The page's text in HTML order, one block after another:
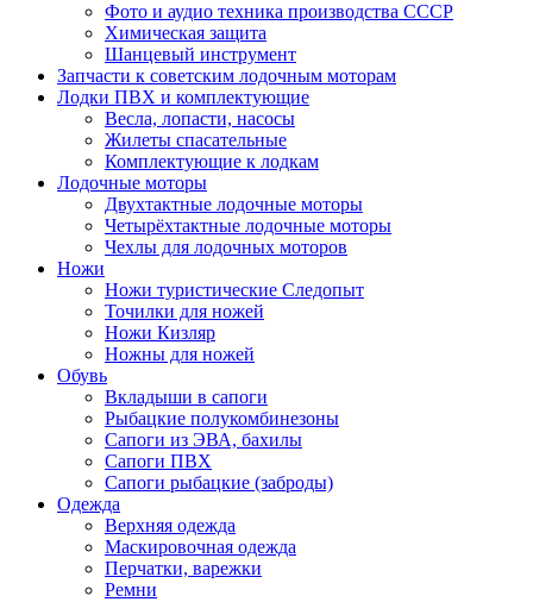
Фото и аудио техника производства СССР
Химическая защита
Шанцевый инструмент
Запчасти к советским лодочным моторам
Лодки ПВХ и комплектующие
Весла, лопасти, насосы
Жилеты спасательные
Комплектующие к лодкам
Лодочные моторы
Двухтактные лодочные моторы
Четырёхтактные лодочные моторы
Чехлы для лодочных моторов
Ножи
Ножи туристические Следопыт
Точилки для ножей
Ножи Кизляр
Ножны для ножей
Обувь
Вкладыши в сапоги
Рыбацкие полукомбинезоны
Сапоги из ЭВА, бахилы
Сапоги ПВХ
Сапоги рыбацкие (заброды)
Одежда
Верхняя одежда
Маскировочная одежда
Перчатки, варежки
Ремни